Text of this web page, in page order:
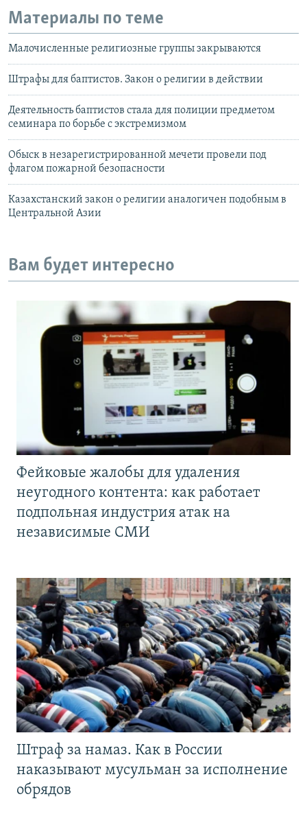
Материалы по теме
Малочисленные религиозные группы закрываются
Штрафы для баптистов. Закон о религии в действии
Деятельность баптистов стала для полиции предметом
семинара по борьбе с экстремизмом
Обыск в незарегистрированной мечети провели под
флагом пожарной безопасности
Казахстанский закон о религии аналогичен подобным в
Центральной Азии
Вам будет интересно
Фейковые жалобы для удаления
неугодного контента: как работает
подпольная индустрия атак на
независимые СМИ
Штраф за намаз. Как в России
наказывают мусульман за исполнение
обрядов